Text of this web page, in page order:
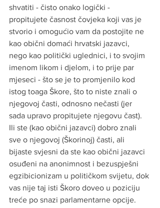
shvatiti - čisto onako logički -
propitujete časnost čovjeka koji vas je
stvorio i omogućio vam da postojite ne
kao obični domaći hrvatski jazavci,
nego kao politički uglednici, i to svojim
imenom likom i djelom, i to prije par
mjeseci - što se je to promjenilo kod
istog toaga Škore, što to niste znali o
njegovoj časti, odnosno nečasti (jer
sada upravo propitujete njegovu čast).
Ili ste (kao obični jazavci) dobro znali
sve o njegovoj (Škorinoj) časti, ali
bijaste svjesni da ste kao obični jazavci
osuđeni na anonimnost i bezuspješni
egzibicionizam u političkom svijetu, dok
vas nije taj isti Škoro doveo u poziciju
treće po snazi parlamentarne opcije.